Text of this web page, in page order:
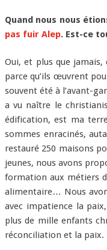
Quand nous nous
pas fuir Alep. Est-ce
Oui, et plus que
parce qu’ils œuvrent
souvent été à l’avant-
a vu naître le
édification, est ma
sommes enracinés,
restauré 250 maisons
jeunes, nous avons
formation aux métiers
alimentaire… Nous
avec impatience la
plus de mille enfants
réconciliation et la paix.